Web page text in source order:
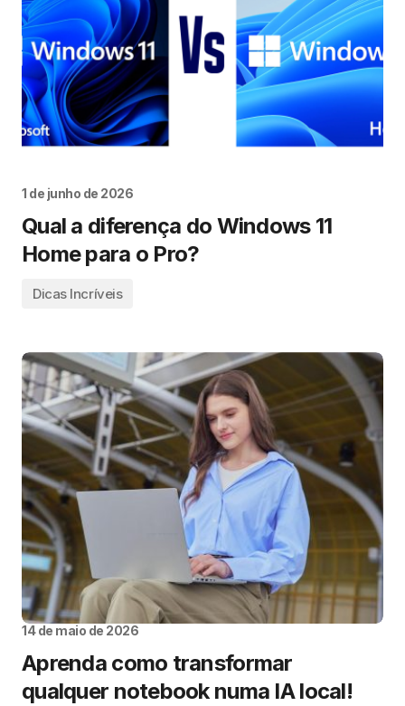
1 de junho de 2026
Qual a diferença do Windows 11
Home para o Pro?
Dicas Incríveis
14 de maio de 2026
Aprenda como transformar
qualquer notebook numa IA local!